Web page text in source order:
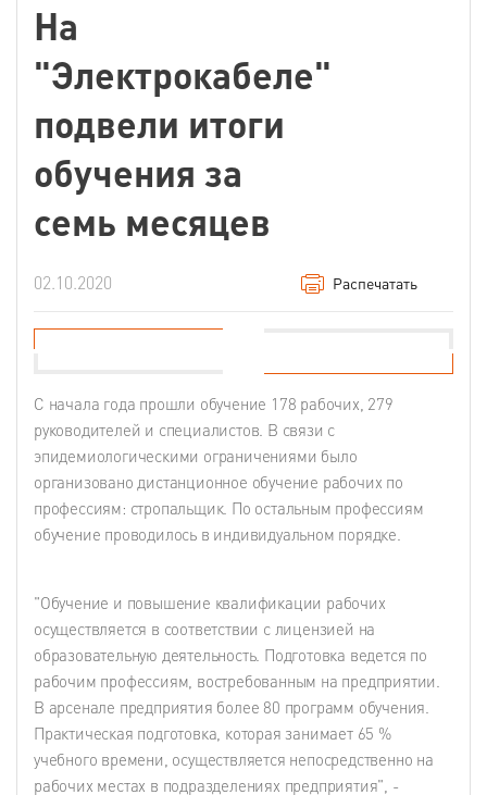
На
"Электрокабеле"
подвели итоги
обучения за
семь месяцев
02.10.2020 Распечатать
С начала года прошли обучение 178 рабочих, 279
руководителей и специалистов. В связи с
эпидемиологическими ограничениями было
организовано дистанционное обучение рабочих по
профессиям: стропальщик. По остальным профессиям
обучение проводилось в индивидуальном порядке.
"Обучение и повышение квалификации рабочих
осуществляется в соответствии с лицензией на
образовательную деятельность. Подготовка ведется по
рабочим профессиям, востребованным на предприятии.
В арсенале предприятия более 80 программ обучения.
Практическая подготовка, которая занимает 65 %
учебного времени, осуществляется непосредственно на
рабочих местах в подразделениях предприятия", -